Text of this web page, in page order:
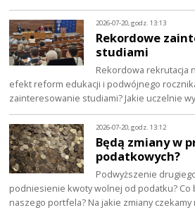
2026-07-20, godz. 13:13
Rekordowe
studiami
Rekordowa rekrutacja
efekt reform edukacji i podwójnego
zainteresowanie studiami? Jakie uczelnie
2026-07-20, godz. 13:12
Będą zmiany w
podatkowych?
Podwyższenie
podniesienie kwoty wolnej od podatku? Co
naszego portfela? Na jakie zmiany